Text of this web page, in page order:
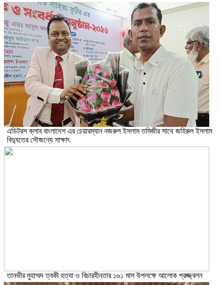
এডিটরস ক্লাব বাংলাদেশ এর চেয়ারম্যান নজরুল ইসলাম তমিজীর সাথে জহিরুল ইসলাম
বিদ্যুতের সৌজন্যে সাক্ষাৎ
তানভীর মুহাম্মদ ত্বকী হত্যা ও বিচারহীনতার ১৬১ মাস উপলক্ষে আলোক প্রজ্জ্বলন